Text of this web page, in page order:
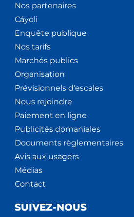
Nos partenaires
Cáyoli
Enquête publique
Nos tarifs
Marchés publics
Organisation
Prévisionnels d'escales
Nous rejoindre
Paiement en ligne
Publicités domaniales
Documents règlementaires
Avis aux usagers
Médias
Contact
SUIVEZ-NOUS